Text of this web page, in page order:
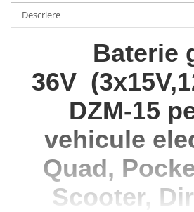
Descriere
Baterie
36V
DZM-15
vehicule
Quad,
Scooter,